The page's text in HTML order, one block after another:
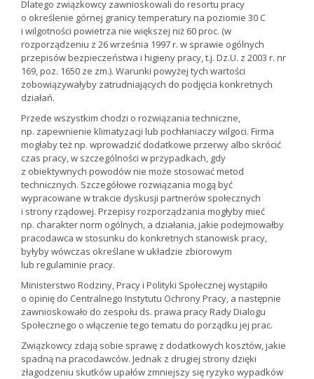
Dlatego związkowcy zawnioskowali do resortu pracy
o określenie górnej granicy temperatury na poziomie 30 C
i wilgotności powietrza nie większej niż 60 proc. (w
rozporządzeniu z 26 września 1997 r. w sprawie ogólnych
przepisów bezpieczeństwa i higieny pracy, t.j. Dz.U. z 2003 r. nr
169, poz. 1650 ze zm.). Warunki powyżej tych wartości
zobowiązywałyby zatrudniających do podjęcia konkretnych
działań.
Przede wszystkim chodzi o rozwiązania techniczne,
np. zapewnienie klimatyzacji lub pochłaniaczy wilgoci. Firma
mogłaby też np. wprowadzić dodatkowe przerwy albo skrócić
czas pracy, w szczególności w przypadkach, gdy
z obiektywnych powodów nie może stosować metod
technicznych. Szczegółowe rozwiązania mogą być
wypracowane w trakcie dyskusji partnerów społecznych
i strony rządowej. Przepisy rozporządzania mogłyby mieć
np. charakter norm ogólnych, a działania, jakie podejmowałby
pracodawca w stosunku do konkretnych stanowisk pracy,
byłyby wówczas określane w układzie zbiorowym
lub regulaminie pracy.
Ministerstwo Rodziny, Pracy i Polityki Społecznej wystąpiło
o opinię do Centralnego Instytutu Ochrony Pracy, a następnie
zawnioskowało do zespołu ds. prawa pracy Rady Dialogu
Społecznego o włączenie tego tematu do porządku jej prac.
Związkowcy zdają sobie sprawę z dodatkowych kosztów, jakie
spadną na pracodawców. Jednak z drugiej strony dzięki
złagodzeniu skutków upałów zmniejszy się ryzyko wypadków